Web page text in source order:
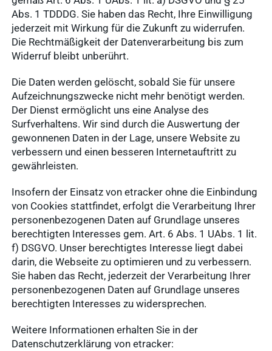
Abs. 1 TDDDG. Sie haben das Recht, Ihre Einwilligung
jederzeit mit Wirkung für die Zukunft zu widerrufen.
Die Rechtmäßigkeit der Datenverarbeitung bis zum
Widerruf bleibt unberührt.
Die Daten werden gelöscht, sobald Sie für unsere
Aufzeichnungszwecke nicht mehr benötigt werden.
Der Dienst ermöglicht uns eine Analyse des
Surfverhaltens. Wir sind durch die Auswertung der
gewonnenen Daten in der Lage, unsere Website zu
verbessern und einen besseren Internetauftritt zu
gewährleisten.
Insofern der Einsatz von etracker ohne die Einbindung
von Cookies stattfindet, erfolgt die Verarbeitung Ihrer
personenbezogenen Daten auf Grundlage unseres
berechtigten Interesses gem. Art. 6 Abs. 1 UAbs. 1 lit.
f) DSGVO. Unser berechtigtes Interesse liegt dabei
darin, die Webseite zu optimieren und zu verbessern.
Sie haben das Recht, jederzeit der Verarbeitung Ihrer
personenbezogenen Daten auf Grundlage unseres
berechtigten Interesses zu widersprechen.
Weitere Informationen erhalten Sie in der
Datenschutzerklärung von etracker: